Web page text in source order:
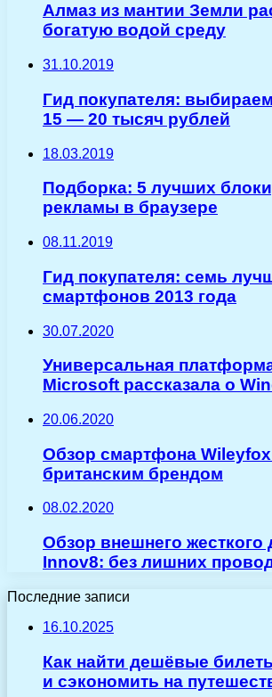
Алмаз из мантии Земли
богатую водой среду
31.10.2019
Гид покупателя:
15 — 20 тысяч рублей
18.03.2019
Подборка: 5 лучших
рекламы в браузере
08.11.2019
Гид покупателя: семь
смартфонов 2013 года
30.07.2020
Универсальная
Microsoft рассказала о
20.06.2020
Обзор смартфона
британским брендом
08.02.2020
Обзор внешнего жесткого
Innov8: без лишних
Последние записи
16.10.2025
Как найти дешёвые
и сэкономить на